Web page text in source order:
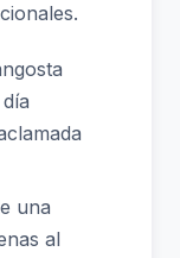
una
al